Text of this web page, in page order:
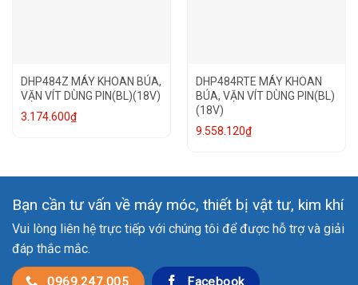
DHP484Z MÁY KHOAN BÚA,
VẶN VÍT DÙNG PIN(BL)(18V)
3.174.600₫
DHP484RTE MÁY KHOAN
BÚA, VẶN VÍT DÙNG PIN(BL)
(18V)
9.558.120₫
Bạn cần tư vấn về máy móc, thiết bị vật tư, kim khí
Vui lòng liên hệ trực tiếp với chúng tôi để được hỗ trợ và giải
đáp thắc mắc.
0969.247.005 Facebook